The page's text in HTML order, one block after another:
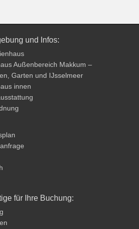
und Infos:
Außenbereich Makkum –
Garten und IJsselmeer
innen
für Ihre Buchung: